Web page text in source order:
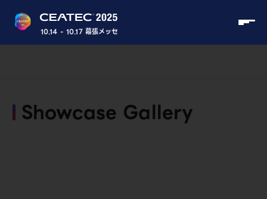
10.14 - 10.17 幕張メッセ
Showcase Gallery